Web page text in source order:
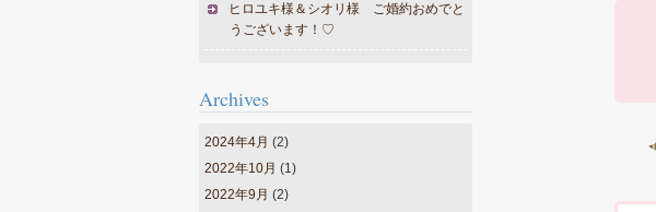
ヒロユキ様＆シオリ様 ご婚約おめでと
うございます！♡
Archives
2024年4月 (2)
2022年10月 (1)
2022年9月 (2)